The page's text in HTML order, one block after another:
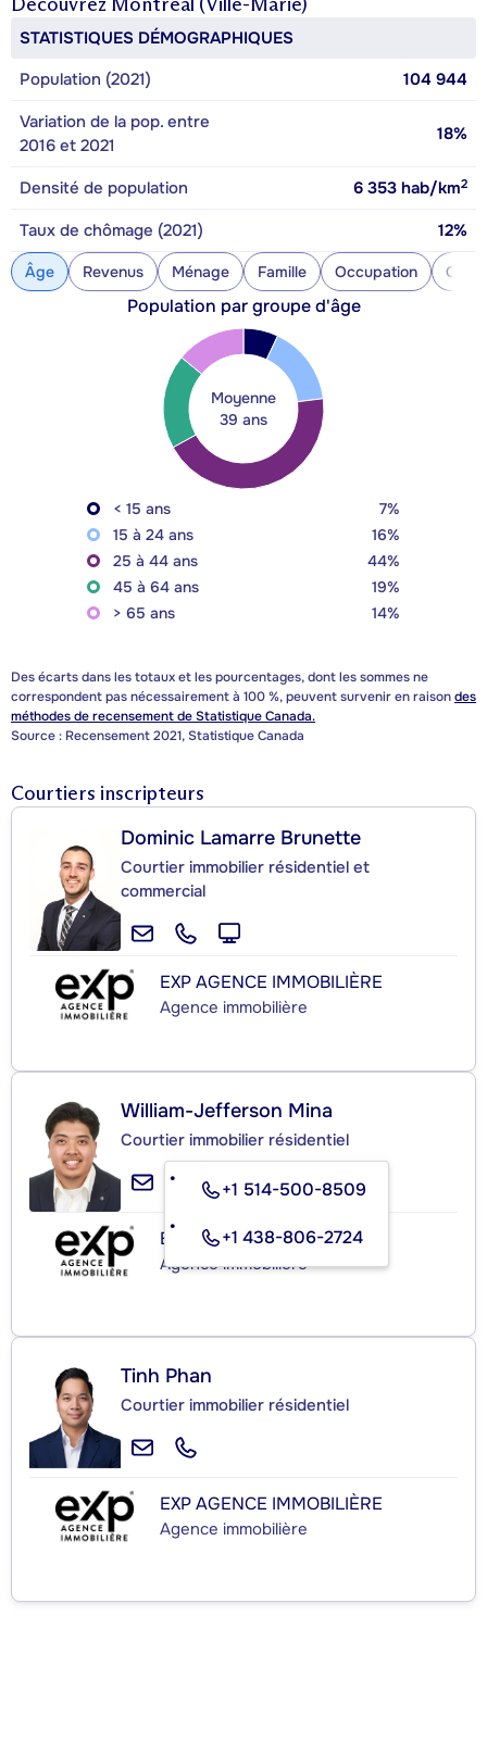
STATISTIQUES DÉMOGRAPHIQUES
Population (2021)
104 944
Variation de la pop. entre
2016 et 2021
18%
Densité de population 6 353 hab/km2
Taux de chômage (2021) 12%
Âge Revenus Ménage Famille Occupation
Population par groupe d'âge
Moyenne
39 ans
< 15 ans
7%
15 à 24 ans
16%
25 à 44 ans
44%
45 à 64 ans
19%
> 65 ans
14%
Des écarts dans les totaux et les pourcentages, dont les sommes ne
correspondent pas nécessairement à 100 %, peuvent survenir en raisondes
méthodes de recensement de Statistique Canada.
Source : Recensement 2021, Statistique Canada
Courtiers inscripteurs
Dominic Lamarre Brunette
Courtier immobilier résidentiel et
commercial
EXP AGENCE IMMOBILIÈRE
Agence immobilière
William-Jefferson Mina
Courtier immobilier résidentiel
+1 514-500-8509
+1 438-806-2724
EXP AGENCE IMMOBILIÈRE
Agence immobilière
Tinh Phan
Courtier immobilier résidentiel
EXP AGENCE IMMOBILIÈRE
Agence immobilière